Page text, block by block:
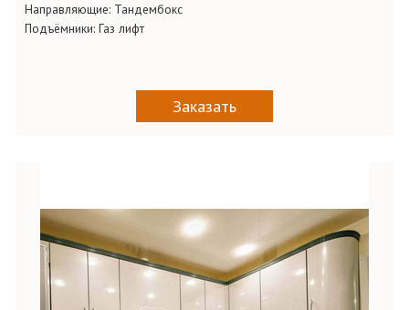
Направляющие: Тандембокс
Подъёмники: Газ лифт
Заказать